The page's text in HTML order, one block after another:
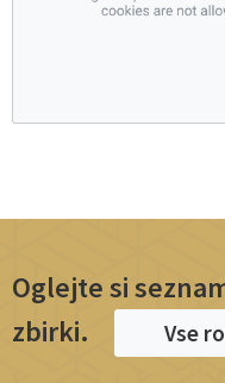
Oglejte si
zbirki.
Vse